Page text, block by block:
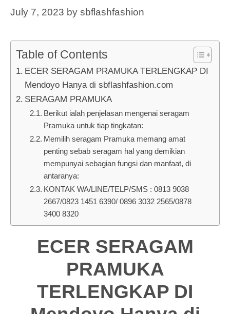
July 7, 2023 by sbflashfashion
Table of Contents
ECER SERAGAM PRAMUKA TERLENGKAP DI
Mendoyo Hanya di sbflashfashion.com
SERAGAM PRAMUKA
Berikut ialah penjelasan mengenai seragam
Pramuka untuk tiap tingkatan:
Memilih seragam Pramuka memang amat
penting sebab seragam hal yang demikian
mempunyai sebagian fungsi dan manfaat, di
antaranya:
KONTAK WA/LINE/TELP/SMS : 0813 9038
2667/0823 1451 6390/ 0896 3032 2565/0878
3400 8320
ECER SERAGAM
PRAMUKA
TERLENGKAP DI